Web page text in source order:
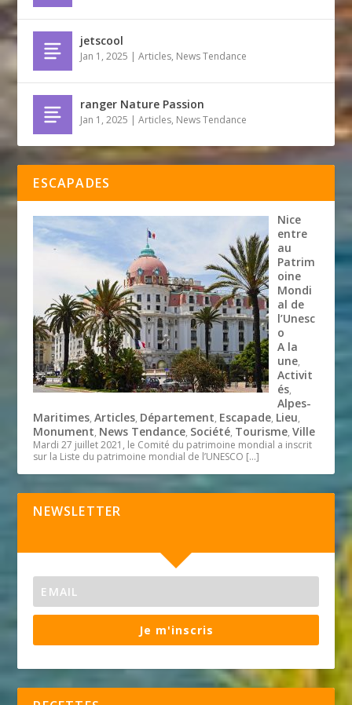
jetscool
Jan 1, 2025 |Articles, News Tendance
ranger Nature Passion
Jan 1, 2025 |Articles, News Tendance
ESCAPADES
Nice
entre
au
Patrim
oine
Mondi
al de
l’Unesc
o
A la
une,
Activit
és,
Alpes-
Maritimes,Articles, Département, Escapade, Lieu,
Monument, News Tendance, Société, Tourisme,Ville
Mardi 27 juillet 2021, le Comité du patrimoine mondial a inscrit
sur la Liste du patrimoine mondial de l’UNESCO […]
NEWSLETTER
Je m'inscris